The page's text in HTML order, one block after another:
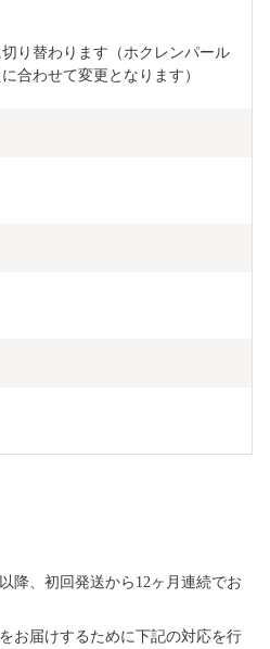
切り替わります（ホクレンパール
合わせて変更となります）
降、初回発送から12ヶ月連続でお
お届けするために下記の対応を行